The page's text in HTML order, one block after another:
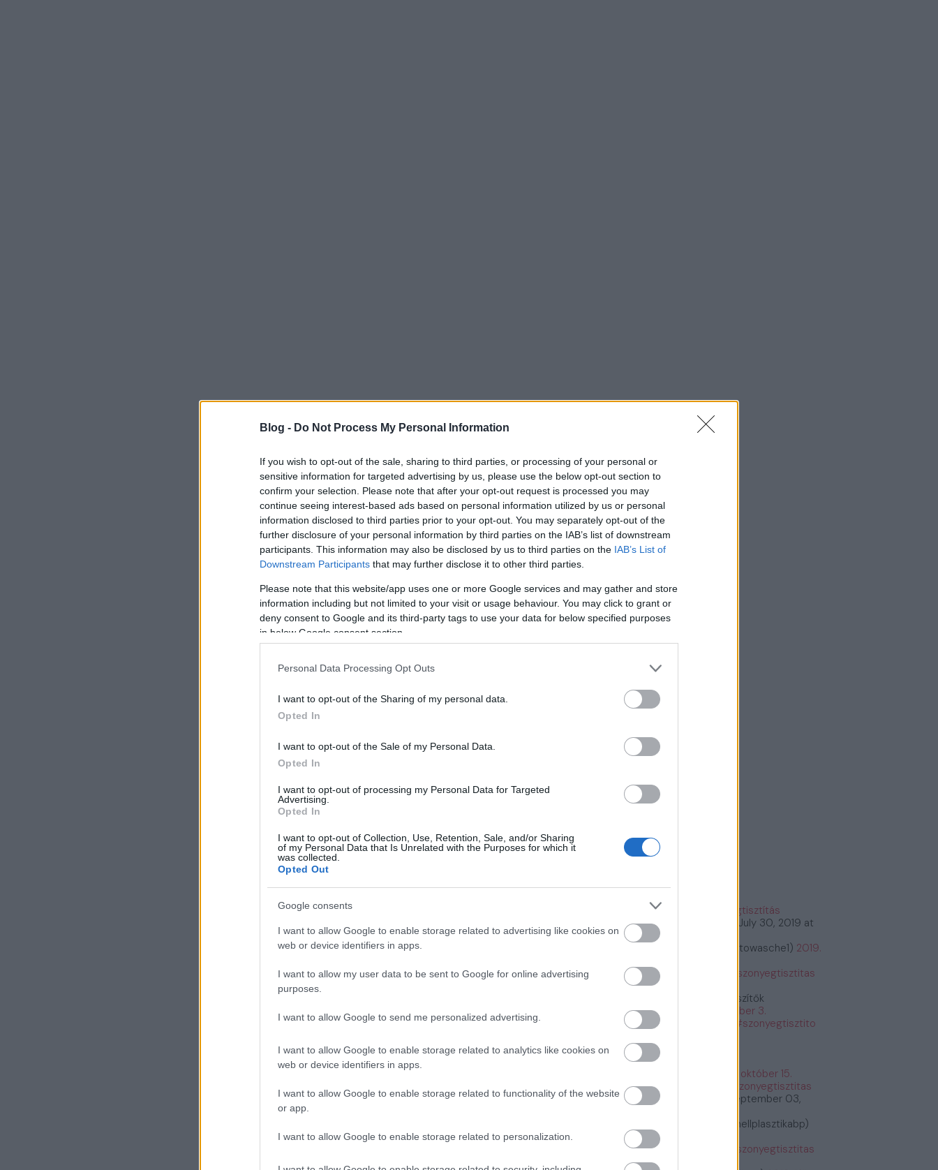
Blog - Do Not Process My Personal Information
If you wish to opt-out of the sale, sharing to third parties, or processing of your personal or
sensitive information for targeted advertising by us, please use the below opt-out section to
confirm your selection. Please note that after your opt-out request is processed you may
continue seeing interest-based ads based on personal information utilized by us or personal
information disclosed to third parties prior to your opt-out. You may separately opt-out of the
further disclosure of your personal information by third parties on the IAB’s list of downstream
participants. This information may also be disclosed by us to third parties on the IAB’s List of
Downstream Participants that may further disclose it to other third parties.
Please note that this website/app uses one or more Google services and may gather and store
information including but not limited to your visit or usage behaviour. You may click to grant or
deny consent to Google and its third-party tags to use your data for below specified purposes
in below Google consent section.
Personal Data Processing Opt Outs
I want to opt-out of the Sharing of my personal data.
Opted In
I want to opt-out of the Sale of my Personal Data.
Opted In
I want to opt-out of processing my Personal Data for Targeted
Advertising.
Opted In
I want to opt-out of Collection, Use, Retention, Sale, and/or Sharing
of my Personal Data that Is Unrelated with the Purposes for which it
was collected.
Opted Out
Google consents
I want to allow Google to enable storage related to advertising like cookies on
web or device identifiers in apps.
I want to allow my user data to be sent to Google for online advertising
purposes.
I want to allow Google to send me personalized advertising.
I want to allow Google to enable storage related to analytics like cookies on
web or device identifiers in apps.
I want to allow Google to enable storage related to functionality of the website
or app.
I want to allow Google to enable storage related to personalization.
Szőnyegtisztítás
#szőnyegtisztítás
https://t.co/2kCeMMwvxK
July 30, 2019 at
06:26PM
— bioautowasche (@bioautowasche1) 2019.
https://t.co/PASrtywGdr
#szonyegtisztitas
https://t.co/PASrtywGdr
— Étrend és Táplálékkiegészítők
(@etrendes)
2019. december 3.
https://t.co/G6y7bq2BNU
#szonyegtisztito
https://t.co/G6y7bq2BNU
— Fogyás és fogyókúra
2019. október 15.
https://t.co/ErRtlyiGW9
#szonyegtisztitas
https://t.co/ErRtlyiGW9
September 03,
— Plasztikai Sebészet (@mellplasztikabp)
2019. szeptember 3.
https://t.co/xkWHrUDgsi
#szonyegtisztitas
https://t.co/xkWHrUDgsi